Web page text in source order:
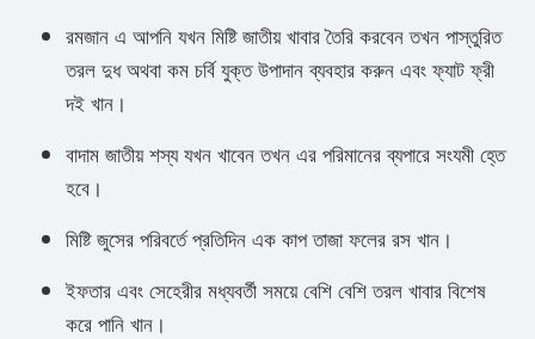
রমজান এ আপনি যখন মিষ্টি জাতীয় খাবার তৈরি করবেন তখন পাস্তুরিত
তরল দুধ অথবা কম চর্বি যুক্ত উপাদান ব্যবহার করুন এবং ফ্যাট ফ্রী
দই খান।
বাদাম জাতীয় শস্য যখন খাবেন তখন এর পরিমানের ব্যপারে সংযমী হ্তে
হবে।
মিষ্টি জুসের পরিবর্তে প্রতিদিন এক কাপ তাজা ফলের রস খান।
ইফতার এবং সেহেরীর মধ্যবর্তী সময়ে বেশি বেশি তরল খাবার বিশেষ
করে পানি খান।